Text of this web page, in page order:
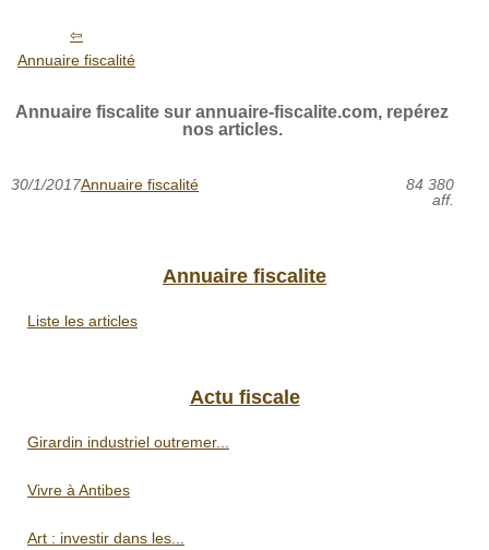
Annuaire fiscalité
Annuaire fiscalite sur annuaire-fiscalite.com, repérez
nos articles.
30/1/2017Annuaire fiscalité
84 380
aff.
Annuaire fiscalite
Liste les articles
Actu fiscale
Girardin industriel outremer...
Vivre à Antibes
Art : investir dans les...